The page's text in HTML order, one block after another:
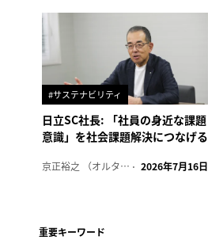
#サステナビリティ
日立SC社長: 「社員の身近な課題
意識」を社会課題解決につなげる
京正裕之 （オルタナ副編集長） 2026年7月16日
重要キーワード